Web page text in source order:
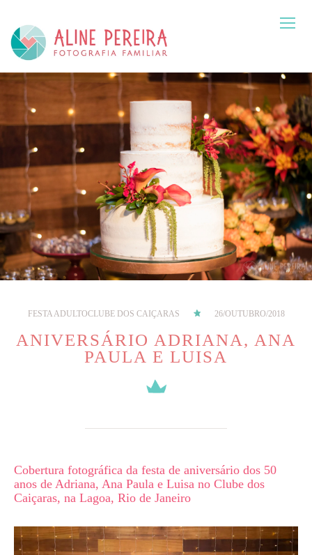
FESTA ADULTOCLUBE DOS CAIÇARAS 26/OUTUBRO/2018
ANIVERSÁRIO ADRIANA, ANA
PAULA E LUISA
Cobertura fotográfica da festa de aniversário dos 50
anos de Adriana, Ana Paula e Luisa no Clube dos
Caiçaras, na Lagoa, Rio de Janeiro